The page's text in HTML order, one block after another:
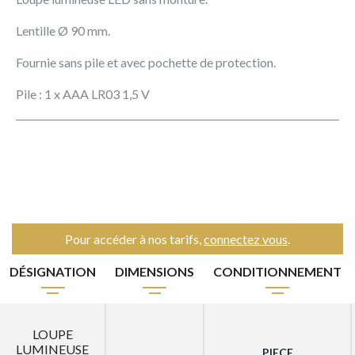
Lentille Ø 90 mm.
Fournie sans pile et avec pochette de protection.
Pile : 1 x AAA LR03 1,5 V
Pour accéder à nos tarifs,connectez vous.
DÉSIGNATION DIMENSIONS CONDITIONNEMENT
LOUPE
LUMINEUSE
PIECE